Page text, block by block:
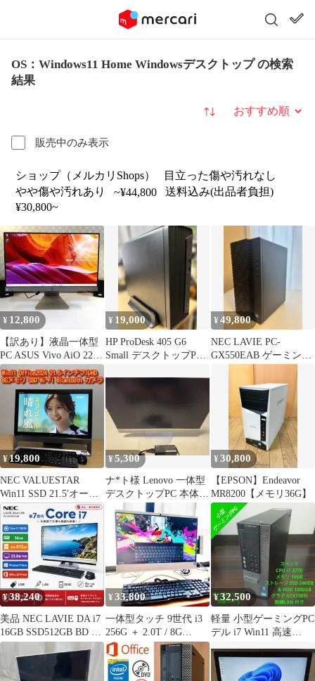
OS：Windows11 Home Windowsデスクトップ の検索
結果
販売中のみ表示
並び替え
ショップ（メルカリShops）
目立った傷や汚れなし
やや傷や汚れあり
~¥44,800
送料込み(出品者負担)
¥30,800~
¥ 12,800
【訳あり】液晶一体型
PC ASUS Vivo AiO 22
V222UB
¥ 19,000
HP ProDesk 405 G6
Small デスクトップPC
¥49,800
NEC LAVIE PC-
GX550EAB ゲーミング
PC デスクトップPC
¥19,800
NEC VALUESTAR
Win11 SSD 21.5'オール
インワンパソコン
¥5,300
ナ*ト様 Lenovo 一体型
デスクトップPC 本体
Windows11
¥30,800
【EPSON】Endeavor
MR8200【メモリ36G】
¥38,240
美品 NEC LAVIE DA i7
16GB SSD512GB BD オ
フィス
¥33,800
一体型タッチ 9世代 i3
256G ＋ 2.0T / 8G
1920x1080
¥32,500
軽量 小型ゲーミングPC
デル i7 Win11 高速